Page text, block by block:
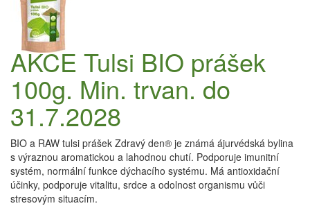
AKCE Tulsi BIO prášek
100g. Min. trvan. do
31.7.2028
BIO a RAW tulsi prášek Zdravý den® je známá ájurvédská bylina
s výraznou aromatickou a lahodnou chutí. Podporuje imunitní
systém, normální funkce dýchacího systému. Má antioxidační
účinky, podporuje vitalitu, srdce a odolnost organismu vůči
stresovým situacím.